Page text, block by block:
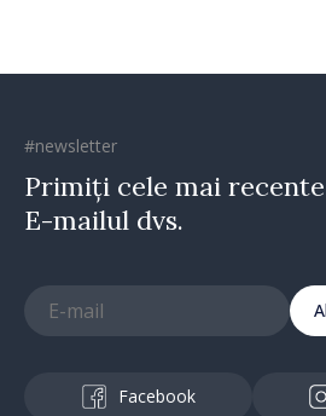
#newsletter
Primiți cele mai
E-mailul dvs.
Facebook